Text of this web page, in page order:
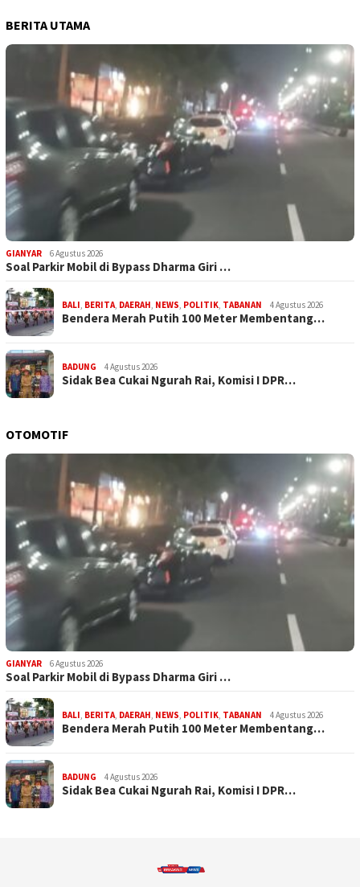
BERITA UTAMA
GIANYAR 6 Agustus 2026
Soal Parkir Mobil di Bypass Dharma Giri …
BALI, BERITA, DAERAH, NEWS, POLITIK, TABANAN 4 Agustus 2026
Bendera Merah Putih 100 Meter Membentang…
BADUNG 4 Agustus 2026
Sidak Bea Cukai Ngurah Rai, Komisi I DPR…
OTOMOTIF
GIANYAR 6 Agustus 2026
Soal Parkir Mobil di Bypass Dharma Giri …
BALI, BERITA, DAERAH, NEWS, POLITIK, TABANAN 4 Agustus 2026
Bendera Merah Putih 100 Meter Membentang…
BADUNG 4 Agustus 2026
Sidak Bea Cukai Ngurah Rai, Komisi I DPR…